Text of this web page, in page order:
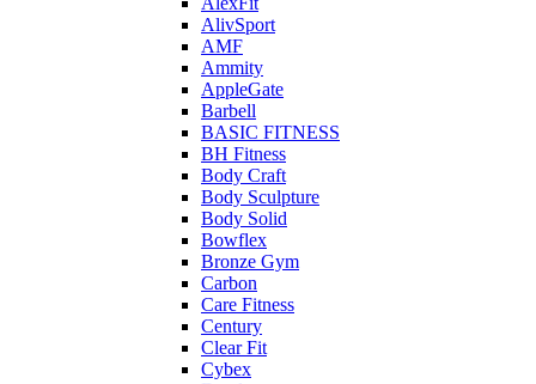
AlivSport
AMF
Ammity
AppleGate
Barbell
BASIC FITNESS
BH Fitness
Body Craft
Body Sculpture
Body Solid
Bowflex
Bronze Gym
Carbon
Care Fitness
Century
Clear Fit
Cybex